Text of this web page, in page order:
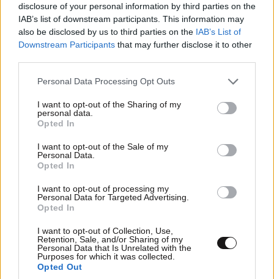
disclosure of your personal information by third parties on the
IAB’s list of downstream participants. This information may
also be disclosed by us to third parties on the IAB’s List of
Downstream Participants that may further disclose it to other
Please note that this website/app uses one or more Google
not limited to your visit or usage behaviour. You may click to
grant or deny consent to Google and its third-party tags to
use your data for below specified purposes in below Google
consent section.
Personal Data Processing Opt Outs
I want to opt-out of the Sharing of my
personal data.
Opted In
I want to opt-out of the Sale of my
Personal Data.
Opted In
I want to opt-out of processing my
Personal Data for Targeted Advertising.
Opted In
I want to opt-out of Collection, Use,
Retention, Sale, and/or Sharing of my
Personal Data that Is Unrelated with the
Purposes for which it was collected.
Opted Out
εγω την φαντάζομαι με 20·03·2024 15:46
μπουργκα
Απαντήστε